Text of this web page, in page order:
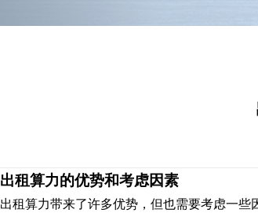
出租算力的优势和考虑因素
出租算力带来了许多优势，但也需要考虑一些